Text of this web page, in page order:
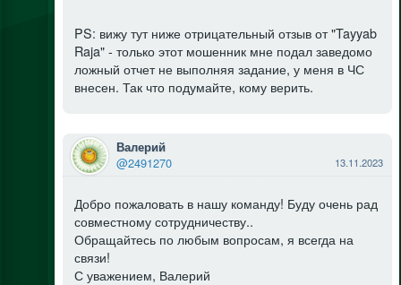
PS: вижу тут ниже отрицательный отзыв от "Tayyab
Raja" - только этот мошенник мне подал заведомо
ложный отчет не выполняя задание, у меня в ЧС
внесен. Так что подумайте, кому верить.
Валерий
@2491270 13.11.2023
Добро пожаловать в нашу команду! Буду очень рад
совместному сотрудничеству..
Обращайтесь по любым вопросам, я всегда на
связи!
С уважением, Валерий